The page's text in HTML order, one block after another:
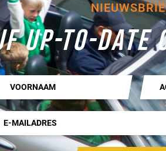
UP-TO-DATE